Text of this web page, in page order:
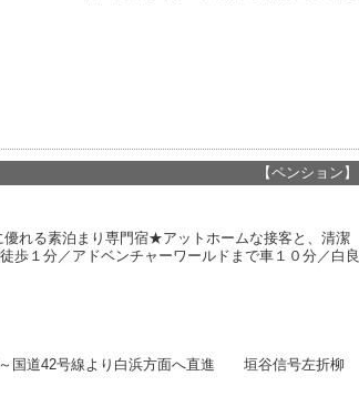
【ペンション】
る素泊まり専門宿★アットホームな接客と、清潔
歩１分／アドベンチャーワールドまで車１０分／白良
国道42号線より白浜方面へ直進 垣谷信号左折柳